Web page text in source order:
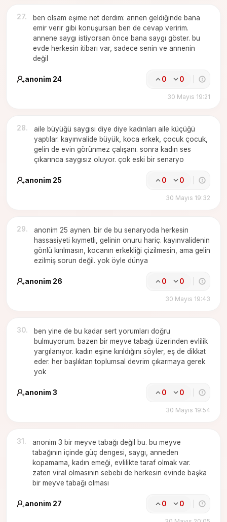
27.
ben olsam eşime net derdim: annen geldiğinde bana
emir verir gibi konuşursan ben de cevap veririm.
annene saygı istiyorsan önce bana saygı göster. bu
evde herkesin itibarı var, sadece senin ve annenin
değil
anonim 24 0 0
30 Mayıs 19:21
28.
aile büyüğü saygısı diye diye kadınları aile küçüğü
yaptılar. kayınvalide büyük, koca erkek, çocuk çocuk,
gelin de evin görünmez çalışanı. sonra kadın ses
çıkarınca saygısız oluyor. çok eski bir senaryo
anonim 25 0 0
30 Mayıs 19:32
29.
anonim 25 aynen. bir de bu senaryoda herkesin
hassasiyeti kıymetli, gelinin onuru hariç. kayınvalidenin
gönlü kırılmasın, kocanın erkekliği çizilmesin, ama gelin
ezilmiş sorun değil. yok öyle dünya
anonim 26 0 0
30 Mayıs 19:43
30.
ben yine de bu kadar sert yorumları doğru
bulmuyorum. bazen bir meyve tabağı üzerinden evlilik
yargılanıyor. kadın eşine kırıldığını söyler, eş de dikkat
eder. her başlıktan toplumsal devrim çıkarmaya gerek
yok
anonim 3 0 0
30 Mayıs 19:54
31 .
anonim 3 bir meyve tabağı değil bu. bu meyve
tabağının içinde güç dengesi, saygı, anneden
kopamama, kadın emeği, evlilikte taraf olmak var.
zaten viral olmasının sebebi de herkesin evinde başka
bir meyve tabağı olması
anonim 27 0 0